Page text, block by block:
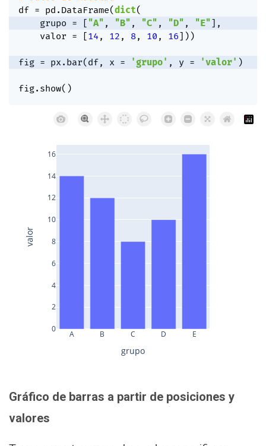
df = pd . DataFrame(dict(
    grupo
= [ "A" , "B" , "C" , "D" , "E"] ,
    valor
= [14, 12 , 8, 10 , 16] ) )
fig = px . bar( df, x = 'grupo' , y = 'valor' )
fig. show( )
A B C D E
0
2
4
6
8
10
12
14
16
grupo
valor
Gráfico de barras a partir de posiciones y
valores